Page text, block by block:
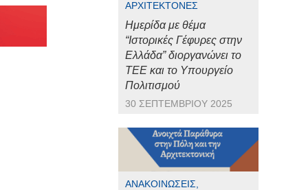
ΑΡΧΙΤΈΚΤΟΝΕΣ
Ημερίδα με θέμα
“Ιστορικές Γέφυρες στην
Ελλάδα” διοργανώνει το
ΤΕΕ και το Υπουργείο
Πολιτισμού
30 ΣΕΠΤΕΜΒΡΊΟΥ 2025
ΑΝΑΚΟΙΝΏΣΕΙΣ,